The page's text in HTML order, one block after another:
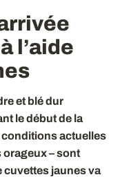
l’aide
et blé dur
le début de la
actuelles
orageux – sont
cuvettes jaunes va